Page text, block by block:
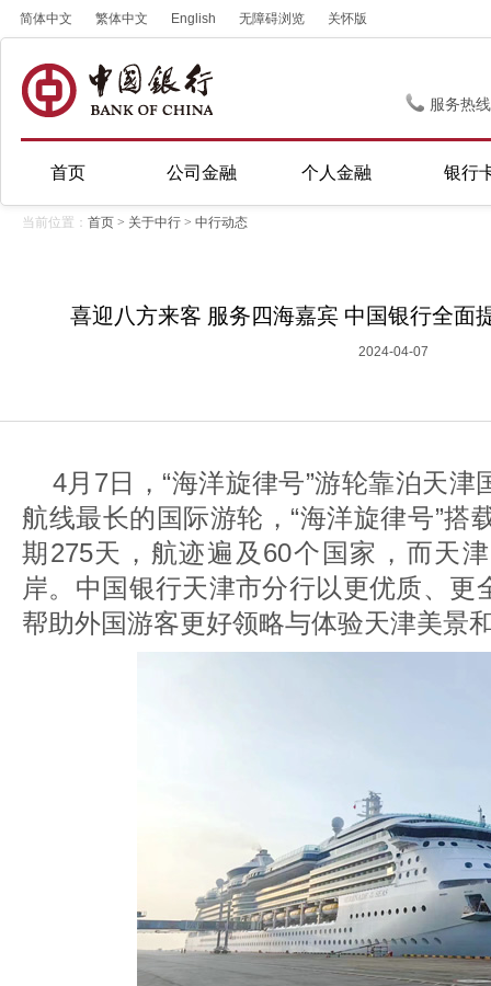
简体中文 繁体中文 English 无障碍浏览 关怀版
服务热
首页 公司金融 个人金融 银行
当前位置： 首页 > 关于中行 > 中行动态
喜迎八方来客 服务四海嘉宾 中国银行全面
2024-04-07
4月7日，“海洋旋律号”游轮靠泊天
航线最长的国际游轮，“海洋旋律号”搭
期275天，航迹遍及60个国家，而天
岸。中国银行天津市分行以更优质、更
帮助外国游客更好领略与体验天津美景